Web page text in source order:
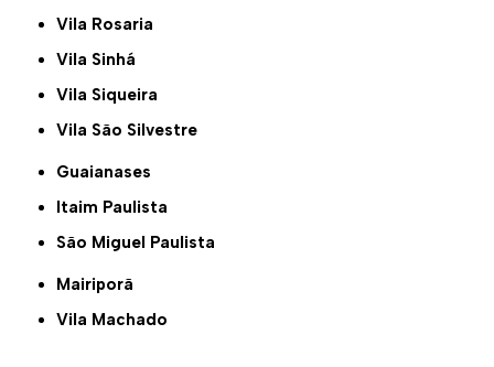
Vila Rosaria
Vila Sinhá
Vila Siqueira
Vila São Silvestre
Guaianases
Itaim Paulista
São Miguel Paulista
Mairiporã
Vila Machado